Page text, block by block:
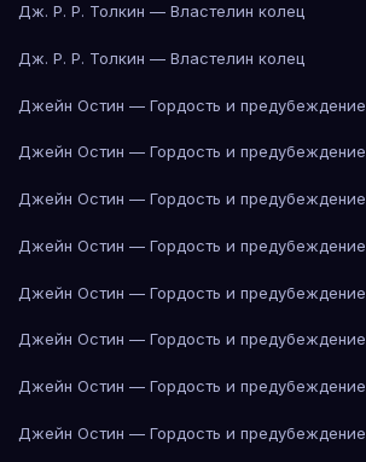
Дж. Р. Р. Толкин — Властелин колец
Дж. Р. Р. Толкин — Властелин колец
Джейн Остин — Гордость и предубеждение
Джейн Остин — Гордость и предубеждение
Джейн Остин — Гордость и предубеждение
Джейн Остин — Гордость и предубеждение
Джейн Остин — Гордость и предубеждение
Джейн Остин — Гордость и предубеждение
Джейн Остин — Гордость и предубеждение
Джейн Остин — Гордость и предубеждение